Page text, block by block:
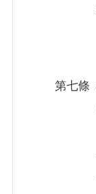
第七條